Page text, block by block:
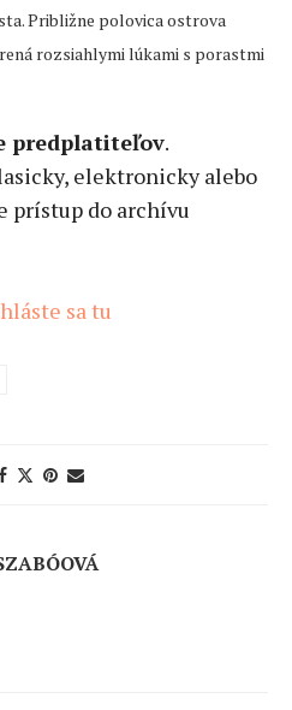
Približne polovica ostrova
rozsiahlymi lúkami s porastmi
predplatiteľov.
elektronicky alebo
prístup do archívu
sa tu